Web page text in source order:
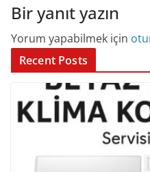
Bir yanıt yazın
Yorum yapabilmek için
Recent Posts